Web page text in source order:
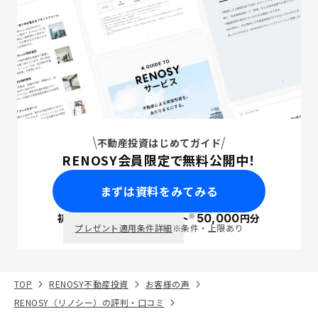
不動産投資はじめてガイド
RENOSY会員限定で無料公開中！
まずは資料をみてみる
初回面談で ポイント※50,000円分
プレゼント適用条件詳細※条件・上限あり
TOP RENOSY不動産投資
お客様の声
RENOSY（リノシー）の評判・口コミ